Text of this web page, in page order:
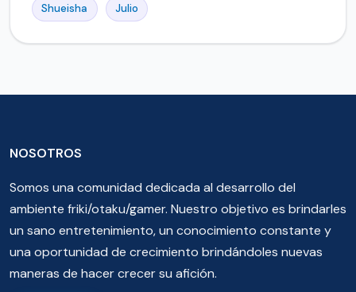
Shueisha Julio
NOSOTROS
Somos una comunidad dedicada al desarrollo del
ambiente friki/otaku/gamer. Nuestro objetivo es brindarles
un sano entretenimiento, un conocimiento constante y
una oportunidad de crecimiento brindándoles nuevas
maneras de hacer crecer su afición.